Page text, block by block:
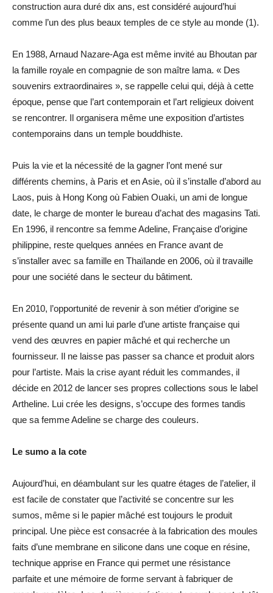
construction aura duré dix ans, est considéré aujourd’hui
comme l’un des plus beaux temples de ce style au monde (1).
En 1988, Arnaud Nazare-Aga est même invité au Bhoutan par
la famille royale en compagnie de son maître lama. « Des
souvenirs extraordinaires », se rappelle celui qui, déjà à cette
époque, pense que l’art contemporain et l’art religieux doivent
se rencontrer. Il organisera même une exposition d’artistes
contemporains dans un temple bouddhiste.
Puis la vie et la nécessité de la gagner l’ont mené sur
différents chemins, à Paris et en Asie, où il s’installe d’abord au
Laos, puis à Hong Kong où Fabien Ouaki, un ami de longue
date, le charge de monter le bureau d’achat des magasins Tati.
En 1996, il rencontre sa femme Adeline, Française d’origine
philippine, reste quelques années en France avant de
s’installer avec sa famille en Thaïlande en 2006, où il travaille
pour une société dans le secteur du bâtiment.
En 2010, l’opportunité de revenir à son métier d’origine se
présente quand un ami lui parle d’une artiste française qui
vend des œuvres en papier mâché et qui recherche un
fournisseur. Il ne laisse pas passer sa chance et produit alors
pour l’artiste. Mais la crise ayant réduit les commandes, il
décide en 2012 de lancer ses propres collections sous le label
Artheline. Lui crée les designs, s’occupe des formes tandis
que sa femme Adeline se charge des couleurs.
Le sumo a la cote
Aujourd’hui, en déambulant sur les quatre étages de l’atelier, il
est facile de constater que l’activité se concentre sur les
sumos, même si le papier mâché est toujours le produit
principal. Une pièce est consacrée à la fabrication des moules
faits d’une membrane en silicone dans une coque en résine,
technique apprise en France qui permet une résistance
parfaite et une mémoire de forme servant à fabriquer de